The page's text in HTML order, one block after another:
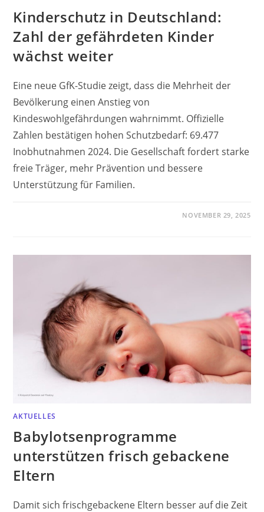
Kinderschutz in Deutschland:
Zahl der gefährdeten Kinder
wächst weiter
Eine neue GfK-Studie zeigt, dass die Mehrheit der
Bevölkerung einen Anstieg von
Kindeswohlgefährdungen wahrnimmt. Offizielle
Zahlen bestätigen hohen Schutzbedarf: 69.477
Inobhutnahmen 2024. Die Gesellschaft fordert starke
freie Träger, mehr Prävention und bessere
Unterstützung für Familien.
NOVEMBER 29, 2025
AKTUELLES
Babylotsenprogramme
unterstützen frisch gebackene
Eltern
Damit sich frischgebackene Eltern besser auf die Zeit